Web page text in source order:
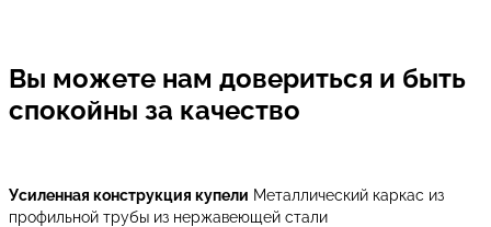
Вы можете нам довериться и быть
спокойны за качество
Усиленная конструкция купели Металлический каркас из
профильной трубы из нержавеющей стали